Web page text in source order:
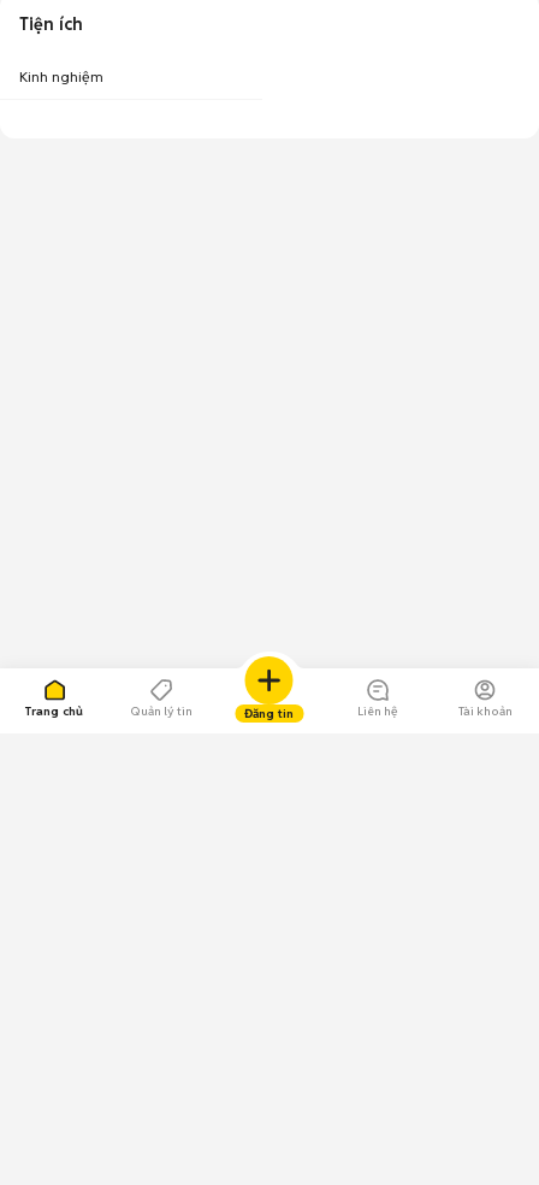
Trang chủ Quản lý tin Đăng tin Liên hệ Tài khoản
Tiện ích
Kinh nghiệm